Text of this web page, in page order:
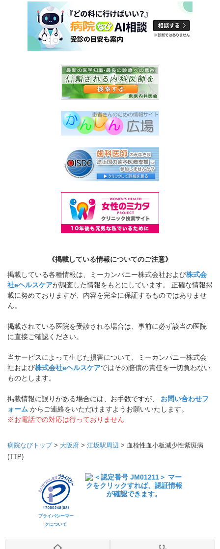
《掲載している情報についてのご注意》
掲載している各種情報は、ミーカンパニー株式会社および株式会
社eヘルスケアが調査した情報をもとにしています。 正確な情報掲
載に努めておりますが、内容を完全に保証するものではありませ
ん。
掲載されている医院を受診される場合は、事前に必ず該当の医院
に直接ご確認ください。
当サービスによって生じた損害について、ミーカンパニー株式会
社および株式会社eヘルスケアではその賠償の責任を一切負わない
ものとします。
掲載情報に誤りがある場合には、お手数ですが、 お問い合わせフ
ォーム からご連絡をいただけますようお願いいたします。
※お電話での対応は行っておりません
病院なびトップ> 大阪府 > 江坂駅周辺 > 血栓性血小板減少性紫斑病
(TTP)
プライバシーマー
クについて